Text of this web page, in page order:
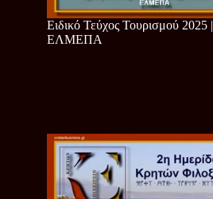
Ειδικό Τεύχος Τουρισμού 2025 |
ΕΛΜΕΠΑ